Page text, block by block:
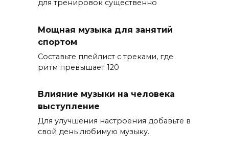
для тренировок существенно
Мощная музыка для занятий
спортом
Составьте плейлист с треками, где
ритм превышает 120
Влияние музыки на человека
выступление
Для улучшения настроения добавьте в
свой день любимую музыку.